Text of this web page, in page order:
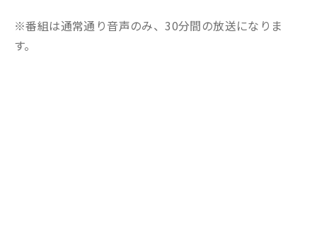
※番組は通常通り音声のみ、30分間の放送になりま
す。